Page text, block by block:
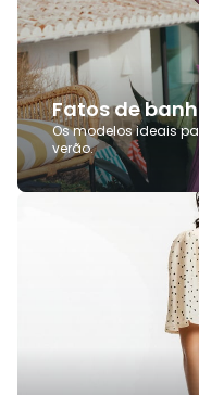
Fatos de
Os modelos ideais
verão.